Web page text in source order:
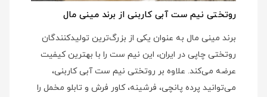
روتختی نیم ست آبی کاربنی از برند مینی مال
برند مینی مال به عنوان یکی از بزرگ‌ترین تولیدکنندگان
روتختی چاپی در ایران، این نیم ست را با بهترین کیفیت
عرضه می‌کند. علاوه بر روتختی نیم ست آبی کاربنی،
می‌توانید پرده پانچی، فرشینه، کاور فرش و تابلو مخمل را